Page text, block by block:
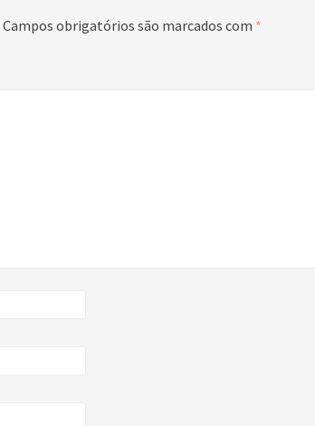
Campos obrigatórios são marcados com *